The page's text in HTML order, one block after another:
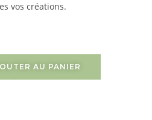
vos créations.
AU PANIER